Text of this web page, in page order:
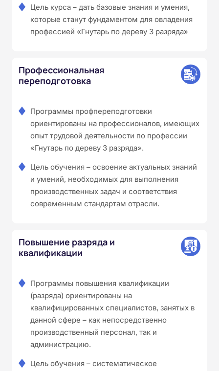
Цель курса – дать базовые знания и умения,
которые станут фундаментом для овладения
профессией «Гнутарь по дереву 3 разряда»
Профессиональная
переподготовка
Программы профпереподготовки
ориентированы на профессионалов, имеющих
опыт трудовой деятельности по профессии
«Гнутарь по дереву 3 разряда».
Цель обучения – освоение актуальных знаний
и умений, необходимых для выполнения
производственных задач и соответствия
современным стандартам отрасли.
Повышение разряда и
квалификации
Программы повышения квалификации
(разряда) ориентированы на
квалифицированных специалистов, занятых в
данной сфере – как непосредственно
производственный персонал, так и
администрацию.
Цель обучения – систематическое